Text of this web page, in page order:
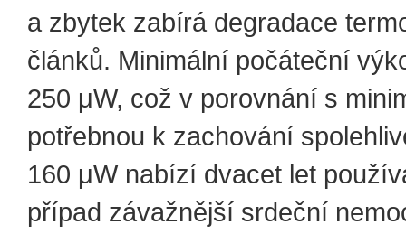
a zbytek zabírá degradace
článků. Minimální počáteční
250 μW, což v porovnání s
potřebnou k zachování
160 μW nabízí dvacet let
případ závažnější srdeční